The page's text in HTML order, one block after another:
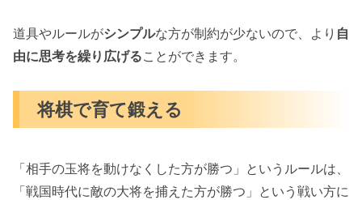
道具やルールがシンプルな方が制約が少ないので、より 自
由に思考を繰り広げることができます。
将棋で育て鍛える
「相手の玉将を動けなくした方が勝つ」というルールは、
「戦国時代に敵の大将を捕えた方が勝つ」という戦い方に